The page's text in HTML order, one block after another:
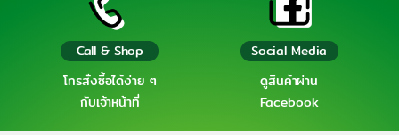
Call & Shop
โทรสั่งซื้อได้ง่าย ๆ
กับเจ้าหน้าที่
Social Media
ดูสินค้าผ่าน
Facebook